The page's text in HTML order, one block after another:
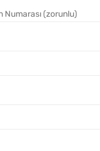
Numarası (zorunlu)